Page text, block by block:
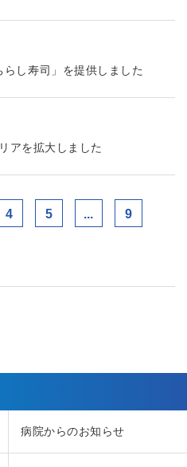
し寿司」を提供しました
アを拡大しました
4 5 ... 9
病院からのお知らせ